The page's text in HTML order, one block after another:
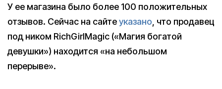
У ее магазина было более 100 положительных
отзывов. Сейчас на сайтеуказано, что продавец
под ником RichGirlMagic («Магия богатой
девушки») находится «на небольшом
перерыве».